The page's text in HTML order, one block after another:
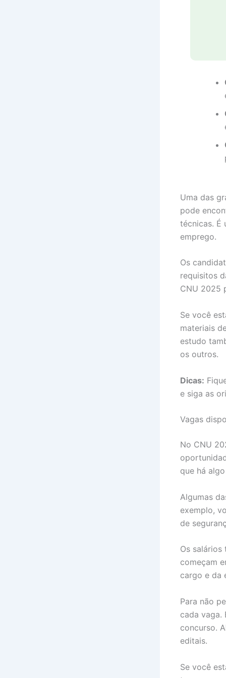
Uma das
pode
técnicas. É
emprego.
Os
requisitos
CNU 2025
Se você
materiais
estudo
os outros.
Dicas:
e siga as
Vagas
No CNU
que há
Algumas
exemplo,
de
Os salários
começam
cargo e da
Para não
cada vaga.
concurso.
editais.
Se você